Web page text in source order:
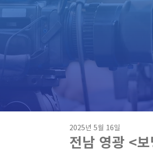
전남 영광 <
2025년 5월 16일